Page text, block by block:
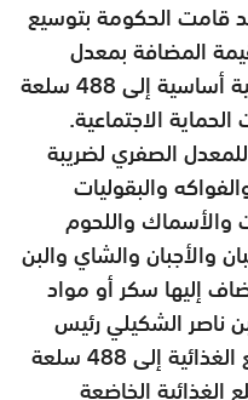
قامت الحكومة بتوسيع
المضافة بمعدل
الصفر بالمائة من 93 سلعة غذائية أساسية إلى 488 سلعة
الاجتماعية.
الصفري لضريبة
والبقوليات
والأسماك واللحوم
والأجبان والشاي والبن
إليها سكر أو مواد
ناصر الشكيلي رئيس
جهاز الضرائب بشأن توسيع السلع الغذائية إلى 488 سلعة
السلع الغذائية الخاضعة